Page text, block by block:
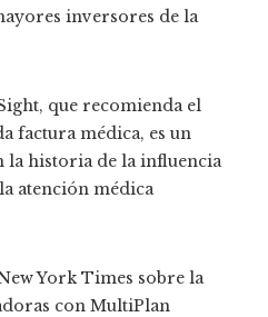
inversores de la
que recomienda el
factura médica, es un
la historia de la influencia
atención médica
York Times sobre la
con MultiPlan